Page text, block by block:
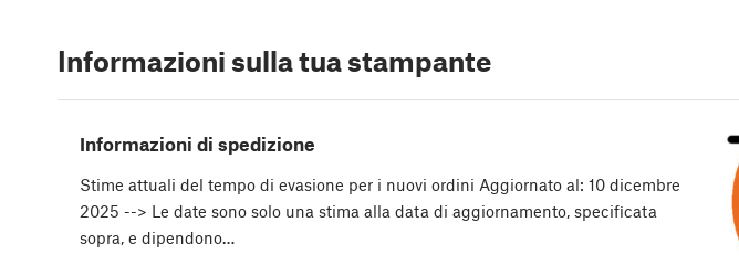
Informazioni sulla tua stampante
Informazioni di spedizione
Stime attuali del tempo di evasione per i nuovi ordini Aggiornato al: 10 dicembre
2025 --> Le date sono solo una stima alla data di aggiornamento, specificata
sopra, e dipendono…